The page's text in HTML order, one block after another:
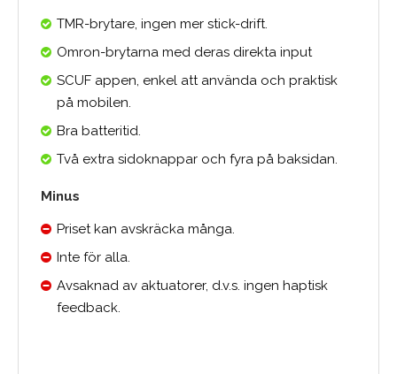
TMR-brytare, ingen mer stick-drift.
Omron-brytarna med deras direkta input
SCUF appen, enkel att använda och praktisk
på mobilen.
Bra batteritid.
Två extra sidoknappar och fyra på baksidan.
Minus
Priset kan avskräcka många.
Inte för alla.
Avsaknad av aktuatorer, d.v.s. ingen haptisk
feedback.